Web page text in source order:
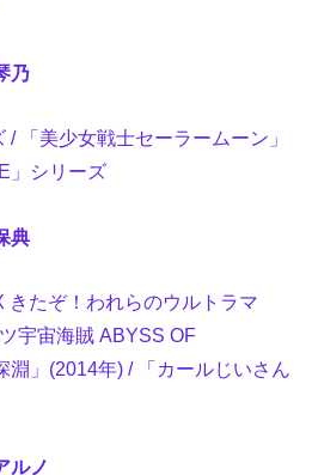
乃
/ 「美少女戦士セーラームーン」
」シリーズ
典
きたぞ！われらのウルトラマ
宇宙海賊 ABYSS OF
淵」(2014年) / 「カールじいさん
ルノ